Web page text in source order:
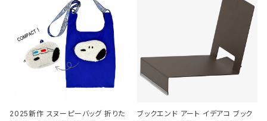
2025新作 スヌーピーバッグ 折りた
ブックエンド アート イデアコ ブック